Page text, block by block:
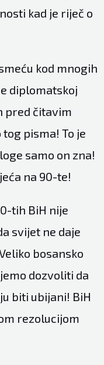
kad je riječ o
kod mnogih
diplomatskoj
pred čitavim
pisma! To je
samo on zna!
na 90-te!
tih BiH nije
svijet ne daje
bosansko
dozvoliti da
biti ubijani! BiH
rezolucijom